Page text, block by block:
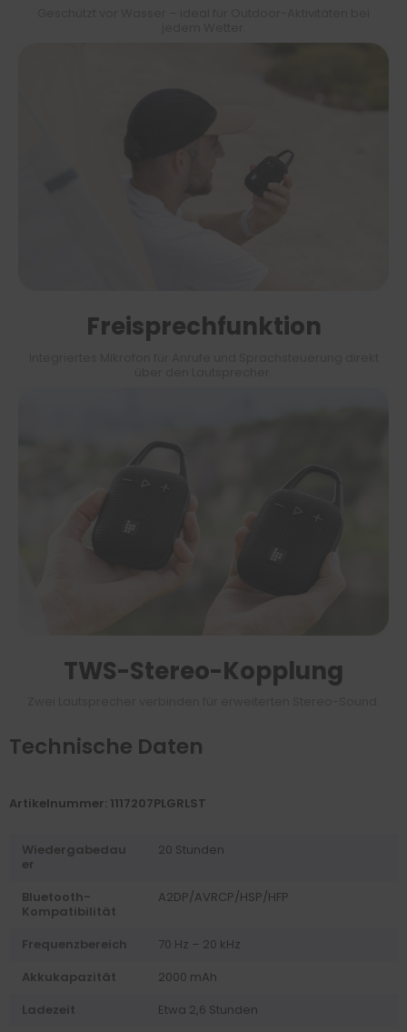
Freisprechfunktion
TWS-Stereo-Kopplung
Technische Daten
Artikelnummer: 1117207PLGRLST
Wiedergabedau
er
20 Stunden
Bluetooth-
Kompatibilität
A2DP/AVRCP/HSP/HFP
Frequenzbereich
70 Hz – 20 kHz
Akkukapazität
2000 mAh
Ladezeit
Etwa 2,6 Stunden